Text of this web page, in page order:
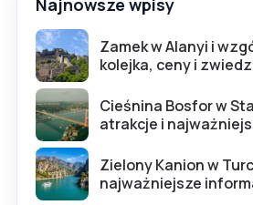
Najnowsze wpisy
Zamek w Alanyi i
kolejka, ceny i
Cieśnina Bosfor w
atrakcje i
Zielony Kanion w
najważniejsze